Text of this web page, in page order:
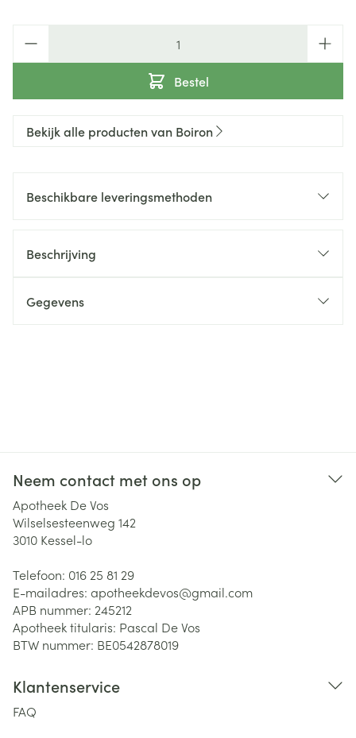
Bestel
Bekijk alle producten van Boiron
Beschikbare leveringsmethoden
Beschrijving
Gegevens
Neem contact met ons op
Apotheek De Vos
Wilselsesteenweg 142
3010 Kessel-lo
Telefoon: 016 25 81 29
E-mailadres: apotheekdevos@gmail.com
APB nummer: 245212
Apotheek titularis: Pascal De Vos
BTW nummer: BE0542878019
Klantenservice
FAQ